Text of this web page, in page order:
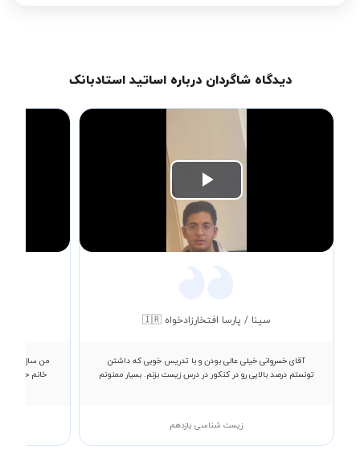
دیدگاه شاگردان درباره اساتید استادبانک
Play
Video
سینا / پارسا افتخارزادخواه 🇮🇷
آقای خسروانی خیلی عالی بودن و با تدریس خوبی که داشتن
تونستم درصد بالایی رو در کنکور در درس زیست بزنم. بسیار ممنونم
زیست شناسی یازدهم
من سال
خانم حسینی